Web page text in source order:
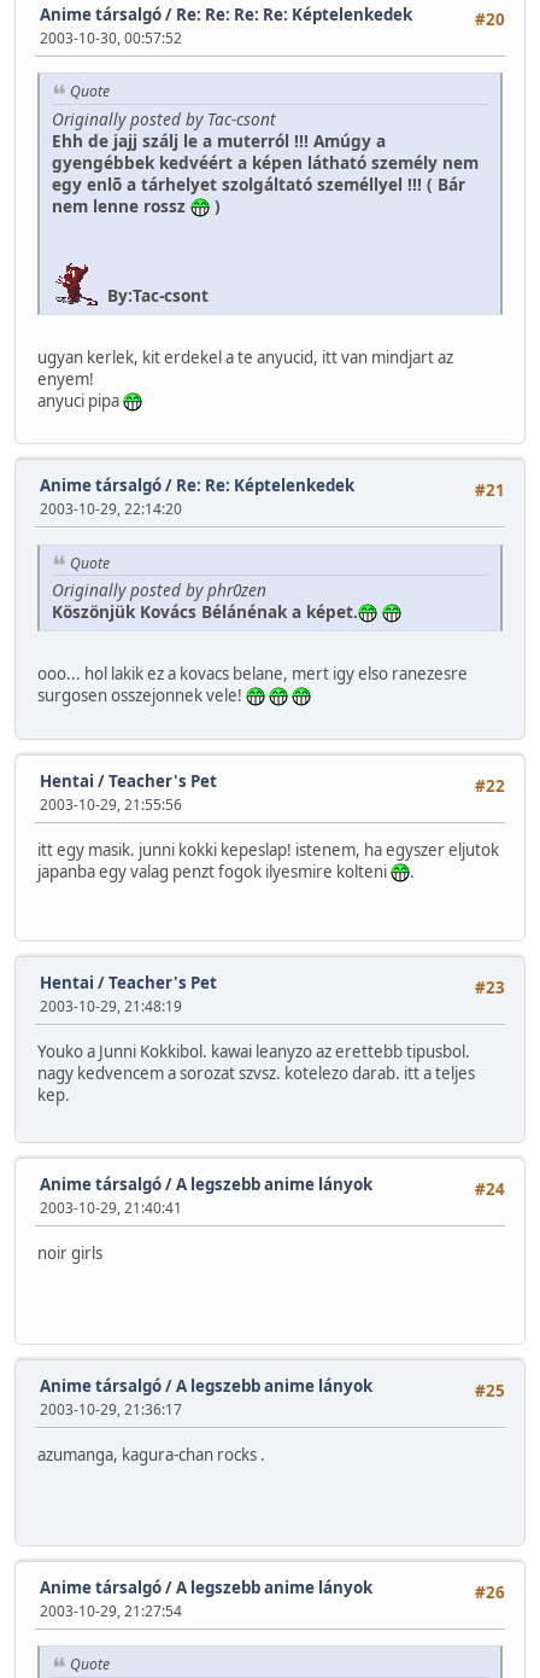
#20
Anime társalgó/ Re: Re: Re: Re: Képtelenkedek
2003-10-30, 00:57:52
Quote
Originally posted by Tac-csont
Ehh de jajj szálj le a muterról !!! Amúgy a
gyengébbek kedvéért a képen látható személy nem
egy enlõ a tárhelyet szolgáltató személlyel !!! ( Bár
nem lenne rossz
)
By:Tac-csont
ugyan kerlek, kit erdekel a te anyucid, itt van mindjart az
enyem!
anyuci pipa
#21
Anime társalgó/ Re: Re: Képtelenkedek
2003-10-29, 22:14:20
Quote
Originally posted by phr0zen
Köszönjük Kovács Bélánénak a képet.
ooo... hol lakik ez a kovacs belane, mert igy elso ranezesre
surgosen osszejonnek vele!
#22
Hentai /Teacher's Pet
2003-10-29, 21:55:56
itt egy masik. junni kokki kepeslap! istenem, ha egyszer eljutok
japanba egy valag penzt fogok ilyesmire kolteni
.
#23
Hentai /Teacher's Pet
2003-10-29, 21:48:19
Youko a Junni Kokkibol. kawai leanyzo az erettebb tipusbol.
nagy kedvencem a sorozat szvsz. kotelezo darab. itt a teljes
kep.
#24
Anime társalgó/A legszebb anime lányok
2003-10-29, 21:40:41
noir girls
#25
Anime társalgó/A legszebb anime lányok
2003-10-29, 21:36:17
azumanga, kagura-chan rocks .
#26
Anime társalgó/A legszebb anime lányok
2003-10-29, 21:27:54
Quote